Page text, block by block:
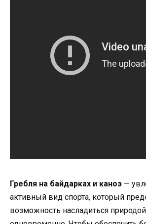
Гребля на байдарках и каноэ —
активный вид спорта, который
возможность насладиться